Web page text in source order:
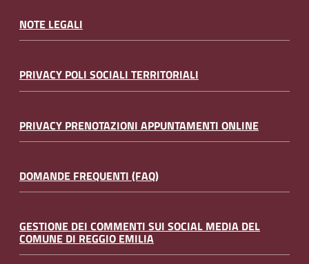
NOTE LEGALI
PRIVACY POLI SOCIALI TERRITORIALI
PRIVACY PRENOTAZIONI APPUNTAMENTI ONLINE
DOMANDE FREQUENTI (FAQ)
GESTIONE DEI COMMENTI SUI SOCIAL MEDIA DEL
COMUNE DI REGGIO EMILIA